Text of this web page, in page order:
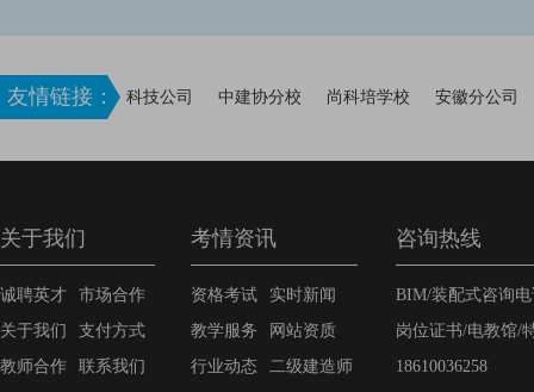
友情链接： 科技公司 中建协分校 尚科培学校 安徽分公司
关于我们
诚聘英才
关于我们
教师合作
市场合作
支付方式
联系我们
考情资讯
资格考试
教学服务
行业动态
实时新闻
网站资质
二级建造师
咨询热线
BIM/装配式咨询电
岗位证书/电教馆/
18610036258